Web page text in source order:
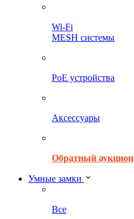
Wi-Fi
MESH системы
PoE устройства
Аксессуары
Обратный аукцион
Умные замки
Все